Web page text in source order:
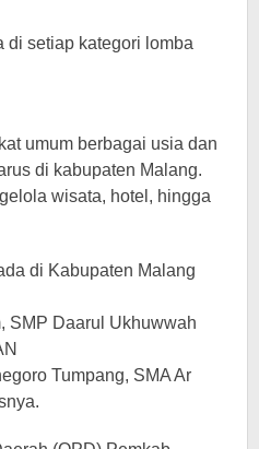
di setiap kategori lomba
umum berbagai usia dan
di kabupaten Malang.
wisata, hotel, hingga
di Kabupaten Malang
SMP Daarul Ukhuwwah
Tumpang, SMA Ar